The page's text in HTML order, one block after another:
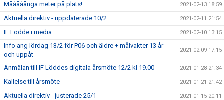
Mååååånga meter på plats! 2021-02-13 18:59
Aktuella direktiv - uppdaterade 10/2 2021-02-11 21:54
IF Lödde i media 2021-02-10 13:15
Info ang lördag 13/2 för P06 och äldre + målvakter 13 år
och uppåt
2021-02-09 17:15
Anmälan till IF Löddes digitala årsmöte 12/2 kl 19.00 2021-01-28 21:34
Kallelse till årsmöte 2021-01-21 21:42
Aktuella direktiv - justerade 25/1 2021-01-15 20:11